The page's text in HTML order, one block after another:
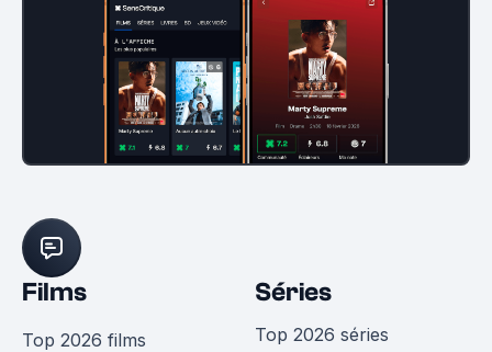
Films
Top 2026 films
Séries
Top 2026 séries